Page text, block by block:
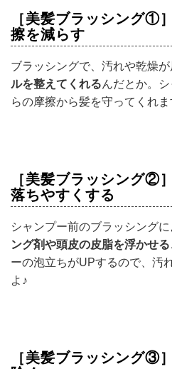
［美髪ブラッシング①
擦を減らす
ブラッシングで、汚れや乾燥
ルを整えてくれるんだとか。
らの摩擦から髪を守ってくれま
［美髪ブラッシング②
落ちやすくする
シャンプー前のブラッシングに
ング剤や頭皮の皮脂を浮かせる
ーの泡立ちがUPするので、汚
よ♪
［美髪ブラッシング③